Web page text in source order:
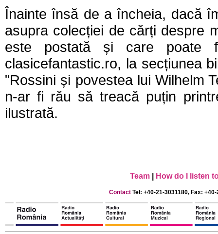
Înainte însă de a încheia, dacă
asupra colecției de cărți despre
este postată și care poate
clasicefantastic.ro, la secțiunea
"Rossini și povestea lui Wilhelm
n-ar fi rău să treacă puțin
ilustrată.
Team How do I listen
Contact Tel: +40-21-3031180, Fax: